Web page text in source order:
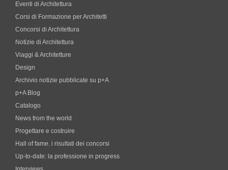
Eventi di Architettura
Corsi di Formazione per Architetti
Concorsi di Architettura
Notizie di Architettura
Viaggi & Architetture
Design
Archivio notizie pubblicate su p+A
p+A Blog
Catalogo
News from the world
Progettare e costruire
Hall of fame. i risultati dei concorsi
Up-to-date: la professione in progress